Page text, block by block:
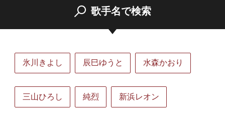
歌手名で検索
氷川きよし 辰巳ゆうと 水森かおり
三山ひろし 純烈 新浜レオン